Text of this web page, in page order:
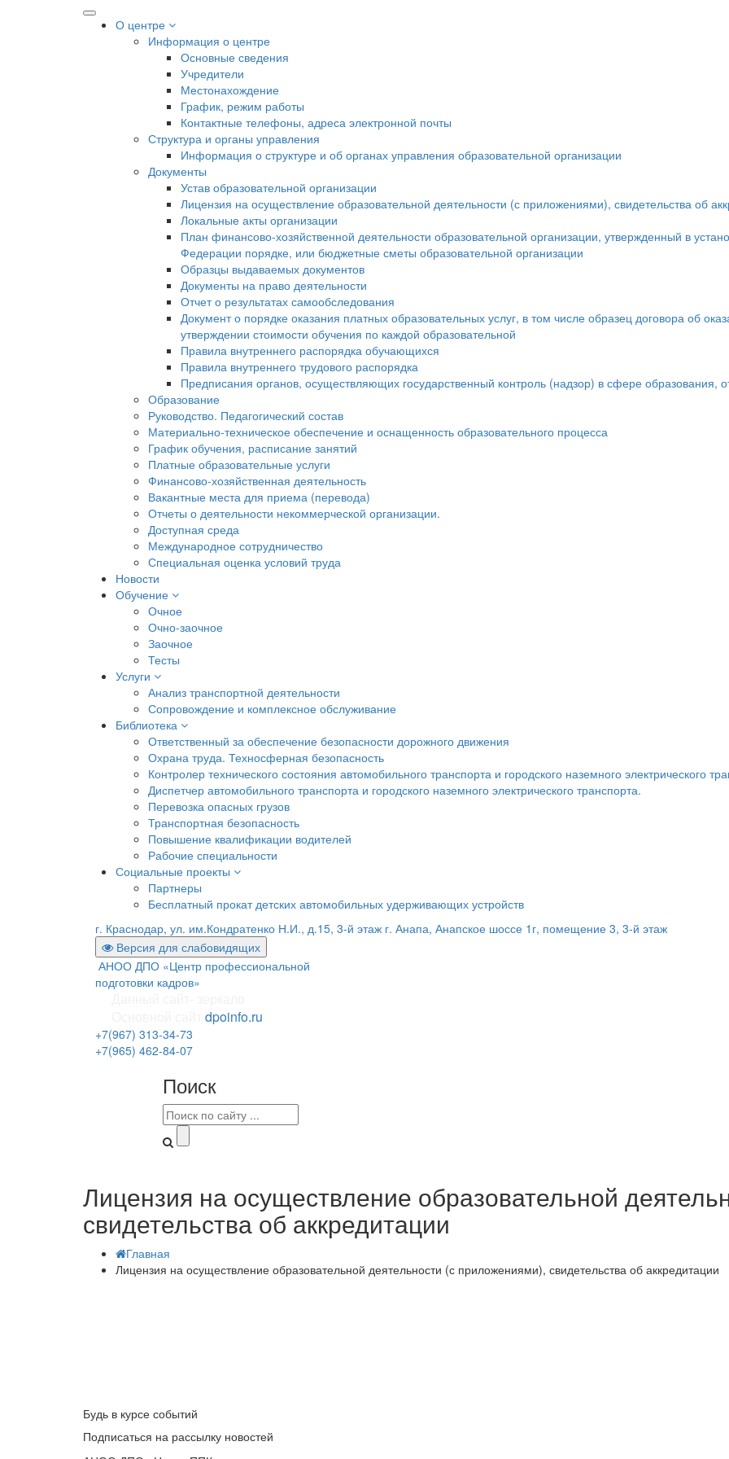
О центре
Информация о центре
Основные сведения
Учредители
Местонахождение
График, режим работы
Контактные телефоны, адреса электронной почты
Структура и органы управления
Информация о структуре и об органах управления образовательной организации
Документы
Устав образовательной организации
Лицензия на осуществление образовательной деятельности (с приложениями), свидетельства об
Локальные акты организации
План финансово-хозяйственной деятельности образовательной организации, утвержденный в
Федерации порядке, или бюджетные сметы образовательной организации
Образцы выдаваемых документов
Документы на право деятельности
Отчет о результатах самообследования
Документ о порядке оказания платных образовательных услуг, в том числе образец договора об
утверждении стоимости обучения по каждой образовательной
Правила внутреннего распорядка обучающихся
Правила внутреннего трудового распорядка
Предписания органов, осуществляющих государственный контроль (надзор) в сфере образования,
Образование
Руководство. Педагогический состав
Материально-техническое обеспечение и оснащенность образовательного процесса
График обучения, расписание занятий
Платные образовательные услуги
Финансово-хозяйственная деятельность
Вакантные места для приема (перевода)
Отчеты о деятельности некоммерческой организации.
Доступная среда
Международное сотрудничество
Специальная оценка условий труда
Новости
Обучение
Очное
Очно-заочное
Заочное
Тесты
Услуги
Анализ транспортной деятельности
Сопровождение и комплексное обслуживание
Библиотека
Ответственный за обеспечение безопасности дорожного движения
Охрана труда. Техносферная безопасность
Контролер технического состояния автомобильного транспорта и городского наземного электрического
Диспетчер автомобильного транспорта и городского наземного электрического транспорта.
Перевозка опасных грузов
Транспортная безопасность
Повышение квалификации водителей
Рабочие специальности
Социальные проекты
Партнеры
Бесплатный прокат детских автомобильных удерживающих устройств
г. Краснодар, ул. им.Кондратенко Н.И., д.15, 3-й этаж г. Анапа, Анапское шоссе 1г, помещение 3, 3-й этаж
Версия для слабовидящих
АНОО ДПО «Центр профессиональной
подготовки кадров»
dpoinfo.ru
+7(967) 313-34-73
+7(965) 462-84-07
Поиск
Лицензия на осуществление образовательной
свидетельства об аккредитации
Главная
Лицензия на осуществление образовательной деятельности (с приложениями), свидетельства об аккредитации
Будь в курсе событий
Подписаться на рассылку новостей